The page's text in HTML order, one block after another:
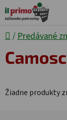
Prejsť na obsah
Domov
/ Predávané
Žiadne produkty